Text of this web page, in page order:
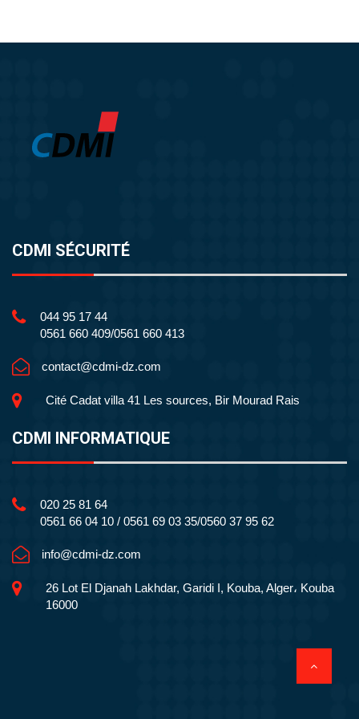
CDMI SÉCURITÉ
044 95 17 44
0561 660 409/0561 660 413
contact@cdmi-dz.com
Cité Cadat villa 41 Les sources, Bir Mourad Rais
CDMI INFORMATIQUE
020 25 81 64
0561 66 04 10 / 0561 69 03 35/0560 37 95 62
info@cdmi-dz.com
26 Lot El Djanah Lakhdar, Garidi I, Kouba, Alger، Kouba
16000